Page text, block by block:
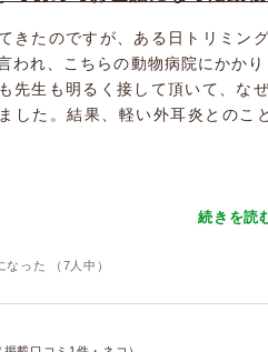
きたのですが、ある日トリミン
われ、こちらの動物病院にかかり
先生も明るく接して頂いて、な
した。結果、軽い外耳炎とのこ
続きを読
なった （ 7 人中）